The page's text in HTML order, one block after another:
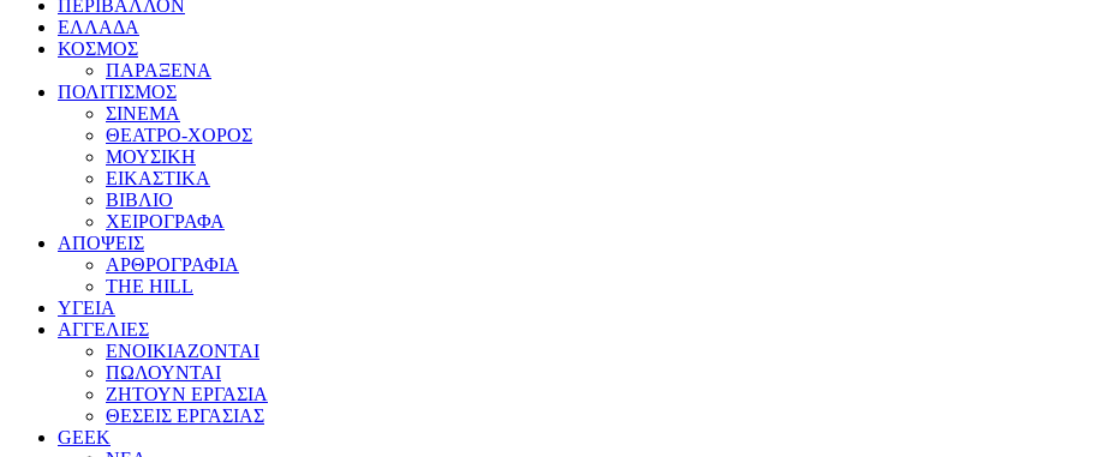
ΠΕΡΙΒΑΛΛΟΝ
ΕΛΛΑΔΑ
ΚΟΣΜΟΣ
ΠΑΡΑΞΕΝΑ
ΠΟΛΙΤΙΣΜΟΣ
ΣΙΝΕΜΑ
ΘΕΑΤΡΟ-ΧΟΡΟΣ
ΜΟΥΣΙΚΗ
ΕΙΚΑΣΤΙΚΑ
ΒΙΒΛΙΟ
ΧΕΙΡΟΓΡΑΦΑ
ΑΠΟΨΕΙΣ
ΑΡΘΡΟΓΡΑΦΙΑ
THE HILL
ΥΓΕΙΑ
ΑΓΓΕΛΙΕΣ
ΕΝΟΙΚΙΑΖΟΝΤΑΙ
ΠΩΛΟΥΝΤΑΙ
ΖΗΤΟΥΝ ΕΡΓΑΣΙΑ
ΘΕΣΕΙΣ ΕΡΓΑΣΙΑΣ
GEEK